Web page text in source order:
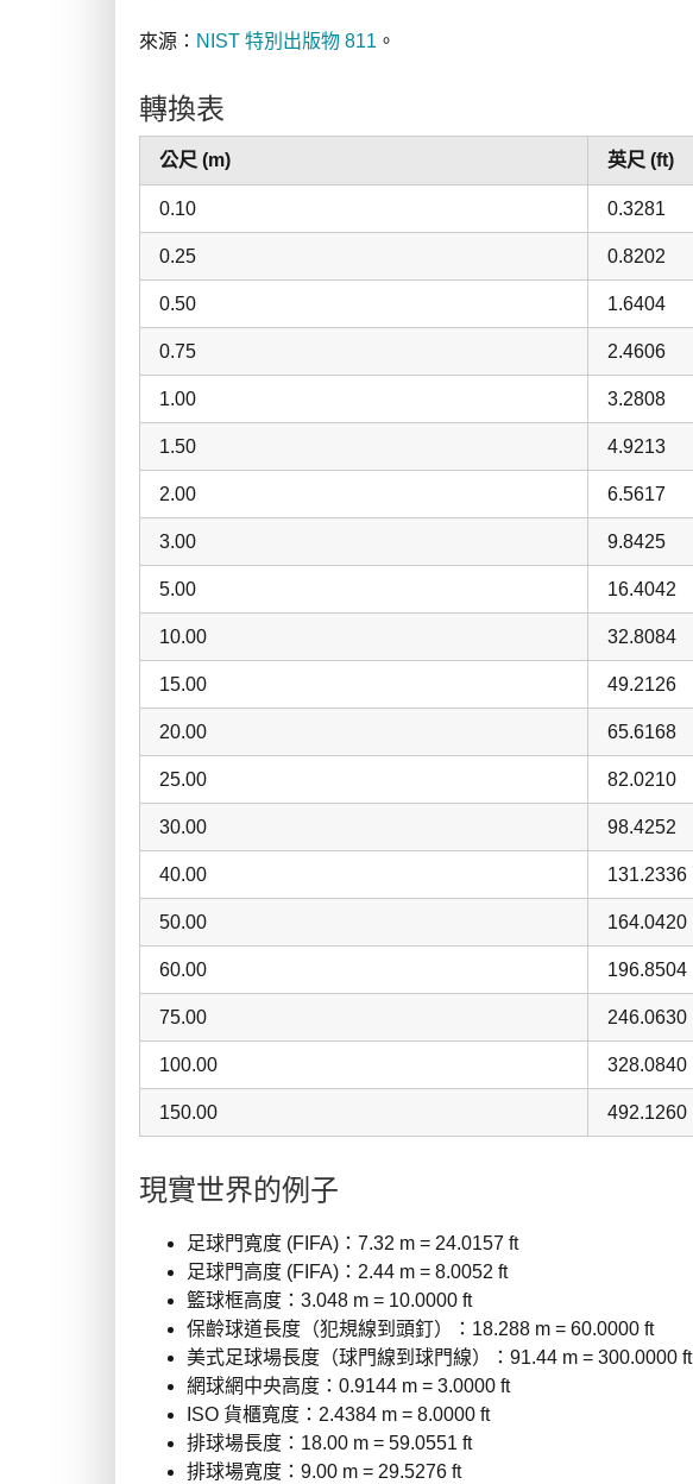
來源： NIST 特別出版物 811 。
轉換表
公尺 (m) 英尺 (ft)
0.10 0.3281
0.25 0.8202
0.50 1.6404
0.75 2.4606
1.00 3.2808
1.50 4.9213
2.00 6.5617
3.00 9.8425
5.00 16.4042
10.00 32.8084
15.00 49.2126
20.00 65.6168
25.00 82.0210
30.00 98.4252
40.00 131.2336
50.00 164.0420
60.00 196.8504
75.00 246.0630
100.00 328.0840
150.00 492.1260
現實世界的例子
足球門寬度 (FIFA)：7.32 m = 24.0157 ft
足球門高度 (FIFA)：2.44 m = 8.0052 ft
籃球框高度：3.048 m = 10.0000 ft
保齡球道長度（犯規線到頭釘）：18.288 m = 60.0000 ft
美式足球場長度（球門線到球門線）：91.44 m = 300.0000 ft
網球網中央高度：0.9144 m = 3.0000 ft
ISO 貨櫃寬度：2.4384 m = 8.0000 ft
排球場長度：18.00 m = 59.0551 ft
排球場寬度：9.00 m = 29.5276 ft